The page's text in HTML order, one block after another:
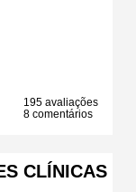
195 avaliações
8 comentários
CLÍNICAS